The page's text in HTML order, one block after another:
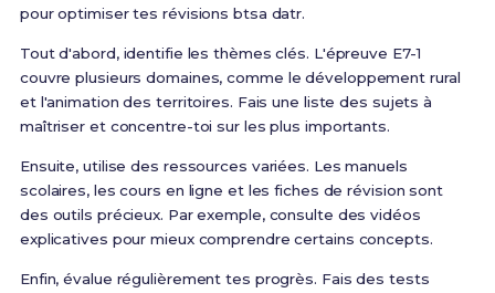
pour optimiser tes révisions btsa datr.
Tout d'abord, identifie les thèmes clés. L'épreuve E7-1
couvre plusieurs domaines, comme le développement rural
et l'animation des territoires. Fais une liste des sujets à
maîtriser et concentre-toi sur les plus importants.
Ensuite, utilise des ressources variées. Les manuels
scolaires, les cours en ligne et les fiches de révision sont
des outils précieux. Par exemple, consulte des vidéos
explicatives pour mieux comprendre certains concepts.
Enfin, évalue régulièrement tes progrès. Fais des tests